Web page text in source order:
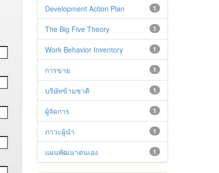
1
Development Action Plan
1
The Big Five Theory
1
Work Behavior Inventory
1
การขาย
1
บริษัทข้ามชาติ
1
ผู้จัดการ
1
ภาวะผู้นำ
1
แผนพัฒนาตนเอง